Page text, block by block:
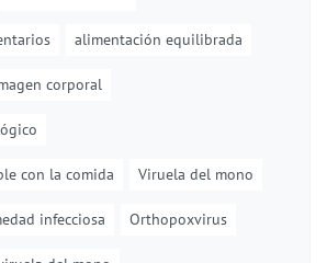
alimentación equilibrada
corporal
con la comida Viruela del mono
infecciosa Orthopoxvirus